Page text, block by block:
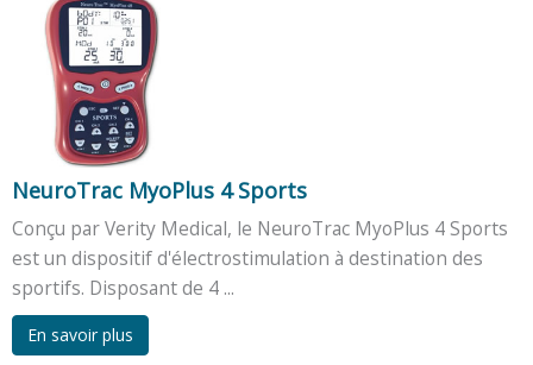
NeuroTrac MyoPlus 4 Sports
Conçu par Verity Medical, le NeuroTrac MyoPlus 4 Sports
est un dispositif d'électrostimulation à destination des
sportifs. Disposant de 4 ...
En savoir plus